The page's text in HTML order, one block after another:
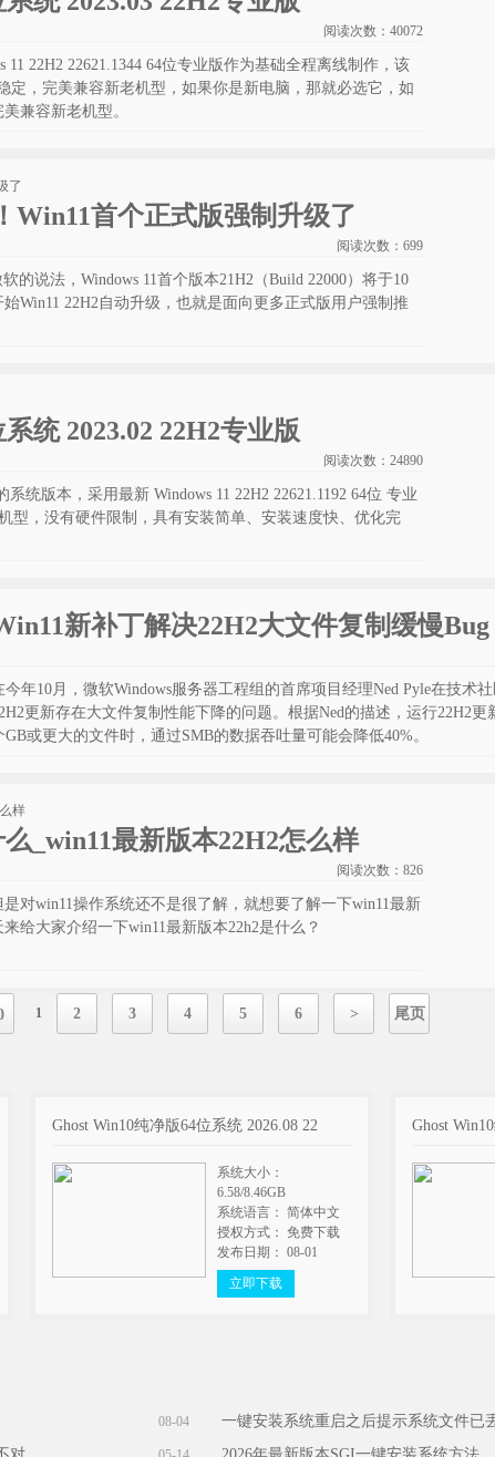
阅读次数： 40072
11 22H2 22621.1344 64位专业版作为基础全程离线制作，该
定，完美兼容新老机型，如果你是新电脑，那就必选它，如
兼容新老机型。
Win11首个正式版强制升级了
阅读次数： 699
的说法，Windows 11首个版本21H2（Build 22000）将于10
Win11 22H2自动升级，也就是面向更多正式版用户强制推
统 2023.02 22H2专业版
阅读次数： 24890
统版本，采用最新 Windows 11 22H2 22621.1192 64位 专业
型，没有硬件限制，具有安装简单、安装速度快、优化完
新补丁解决22H2大文件复制缓慢Bug
今年10月，微软Windows服务器工程组的首席项目经理Ned Pyle在技术
更新存在大文件复制性能下降的问题。根据Ned的描述，运行22H2
GB或更大的文件时，通过SMB的数据吞吐量可能会降低40%。
_win11最新版本22H2怎么样
阅读次数： 826
对win11操作系统还不是很了解，就想要了解一下win11最新
给大家介绍一下win11最新版本22h2是什么？
1 2 3 4 5 6 > 尾页
Ghost Win10纯净版64位系统 2026.08 22
系统大小：
6.58/8.46GB
系统语言： 简体中文
授权方式： 免费下载
发布日期： 08-01
立即下载
Ghost
08-04 一键安装系统重启之后提示系统文件已